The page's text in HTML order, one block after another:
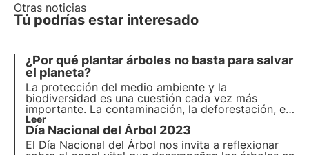
Otras noticias
Tú podrías estar interesado
¿Por qué plantar árboles no basta para salvar
el planeta?
La protección del medio ambiente y la
biodiversidad es una cuestión cada vez más
importante. La contaminación, la deforestación, el
cambio climático y el aumento de los gases de
efecto invernadero son algunos de los temas que
más se debaten hoy en día. Pero, ¿qué podemos
Leer
Día Nacional del Árbol 2023
El Día Nacional del Árbol nos invita a reflexionar